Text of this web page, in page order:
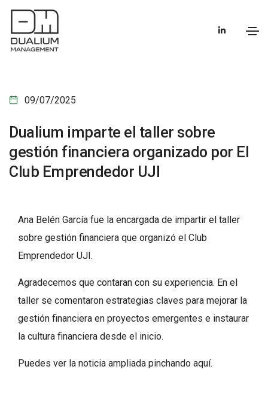
09/07/2025
Dualium imparte el taller sobre
gestión financiera organizado por El
Club Emprendedor UJI
Ana Belén García fue la encargada de impartir el taller
sobre gestión financiera que organizó el Club
Emprendedor UJI .
Agradecemos que contaran con su experiencia. En el
taller se comentaron estrategias claves para mejorar la
gestión financiera en proyectos emergentes e instaurar
la cultura financiera desde el inicio.
Puedes ver la noticia ampliada pinchando aquí.